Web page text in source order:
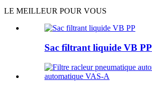
LE MEILLEUR POUR VOUS
Sac filtrant liquide VB PP